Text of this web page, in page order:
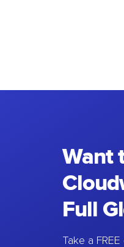
Want
Full
Take a